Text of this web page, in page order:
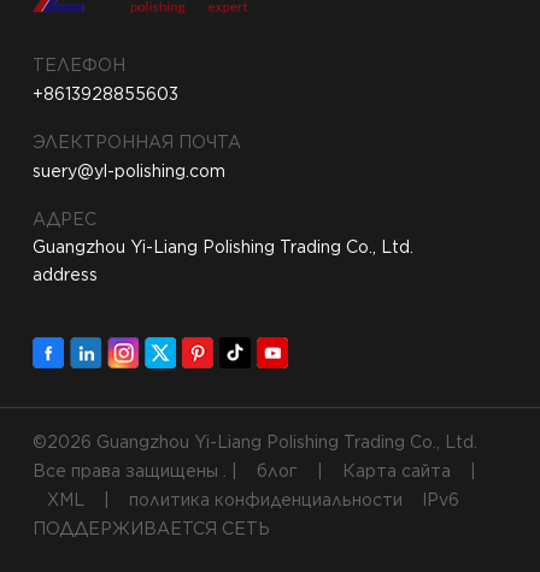
ТЕЛЕФОН
+8613928855603
ЭЛЕКТРОННАЯ ПОЧТА
suery@yl-polishing.com
АДРЕС
Guangzhou Yi-Liang Polishing Trading Co., Ltd.
address
©2026 Guangzhou Yi-Liang Polishing Trading Co., Ltd.
Все права защищены . |
блог Карта сайта
XML
политика конфиденциальности
IPv6
ПОДДЕРЖИВАЕТСЯ СЕТЬ